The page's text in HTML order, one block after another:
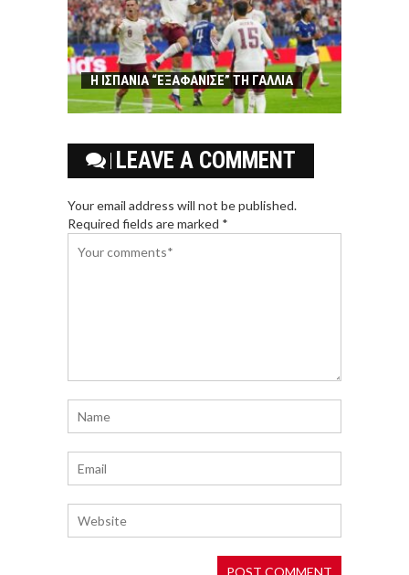
Η ΙΣΠΑΝΙΑ “ΕΞΑΦΑΝΙΣΕ” ΤΗ ΓΑΛΛΙΑ
LEAVE A COMMENT
Your email address will not be published.
Required fields are marked *